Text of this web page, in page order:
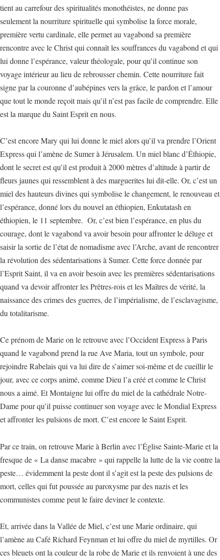
tient au carrefour des spiritualités monothéistes, ne donne pas
seulement la nourriture spirituelle qui symbolise la force morale,
première vertu cardinale, elle permet au vagabond sa première
rencontre avec le Christ qui connaît les souffrances du vagabond et qui
lui donne l’espérance, valeur théologale, pour qu’il continue son
voyage intérieur au lieu de rebrousser chemin. Cette nourriture fait
signe par la couronne d’aubépines vers la grâce, le pardon et l’amour
que tout le monde reçoit mais qu’il n’est pas facile de comprendre. Elle
est la marque du Saint Esprit en nous.
C’est encore Mary qui lui donne le miel alors qu’il va prendre l’Orient
Express qui l’amène de Sumer à Jérusalem. Un miel blanc d’Éthiopie,
dont le secret est qu’il est produit à 2000 mètres d’altitude à partir de
fleurs jaunes qui ressemblent à des marguerites lui dit-elle. Or, c’est un
miel des hauteurs divines qui symbolise le changement, le renouveau et
l’espérance, donné lors du nouvel an éthiopien, Enkutatash en
éthiopien, le 11 septembre. Or, c’est bien l’espérance, en plus du
courage, dont le vagabond va avoir besoin pour affronter le déluge et
saisir la sortie de l’état de nomadisme avec l’Arche, avant de rencontrer
la révolution des sédentarisations à Sumer. Cette force donnée par
l’Esprit Saint, il va en avoir besoin avec les premières sédentarisations
quand va devoir affronter les Prêtres-rois et les Maîtres de vérité, la
naissance des crimes des guerres, de l’impérialisme, de l’esclavagisme,
du totalitarisme.
Ce prénom de Marie on le retrouve avec l’Occident Express à Paris
quand le vagabond prend la rue Ave Maria, tout un symbole, pour
rejoindre Rabelais qui va lui dire de s’aimer soi-même et de cueillir le
jour, avec ce corps animé, comme Dieu l’a créé et comme le Christ
nous a aimé. Et Montaigne lui offre du miel de la cathédrale Notre-
Dame pour qu’il puisse continuer son voyage avec le Mondial Express
et affronter les pulsions de mort. C’est encore le Saint Esprit.
Par ce train, on retrouve Marie à Berlin avec l’Église Sainte-Marie et la
fresque de « La danse macabre » qui rappelle la lutte de la vie contre la
peste… évidemment la peste dont il s’agit est la peste des pulsions de
mort, celles qui fut poussée au paroxysme par des nazis et les
communistes comme peut le faire deviner le contexte.
Et, arrivée dans la Vallée de Miel, c’est une Marie ordinaire, qui
l’amène au Café Richard Feynman et lui offre du miel de myrtilles. Or
ces bleuets ont la couleur de la robe de Marie et ils renvoient à une des